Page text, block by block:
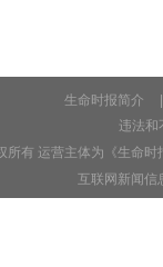
生命时报简介
违法和
所有 运营主体为《生命
互联网新闻信